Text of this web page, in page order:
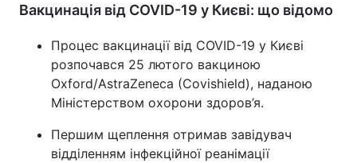
Вакцинація від COVID-19 у Києві: що відомо
Процес вакцинації від COVID-19 у Києві
розпочався 25 лютого вакциною
Oxford/AstraZeneca (Covishield), наданою
Міністерством охорони здоров’я.
Першим щеплення отримав завідувач
відділенням інфекційної реанімації